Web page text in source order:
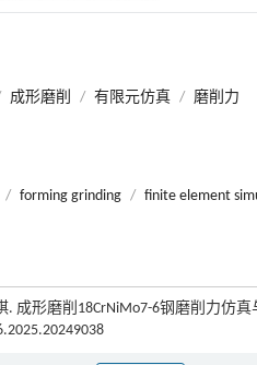
成形磨削 / 有限元仿真 / 磨削力
/ forming grinding / finite element
成形磨削18CrNiMo7-6钢磨削力仿真